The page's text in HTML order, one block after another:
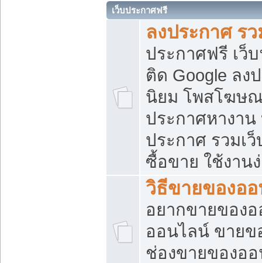
เว็บประกาศฟรี
ลงประกาศ ร
ประกาศฟรี เว็
ติด Google ลง
นิยม โพสโฆษ
ประกาศหางาน
ประกาศ รวมเ
ซื้อขาย ใช้งาน
วิธีขายของอ
อยากขายของ
ออนไลน์ ขายข
ช่องขายของอ